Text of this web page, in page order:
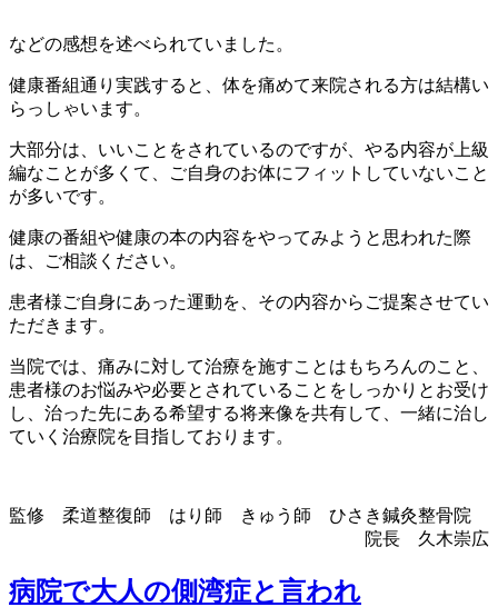
などの感想を述べられていました。
健康番組通り実践すると、体を痛めて来院される方は結構い
らっしゃいます。
大部分は、いいことをされているのですが、やる内容が上級
編なことが多くて、ご自身のお体にフィットしていないこと
が多いです。
健康の番組や健康の本の内容をやってみようと思われた際
は、ご相談ください。
患者様ご自身にあった運動を、その内容からご提案させてい
ただきます。
当院では、痛みに対して治療を施すことはもちろんのこと、
患者様のお悩みや必要とされていることをしっかりとお受け
し、治った先にある希望する将来像を共有して、一緒に治し
ていく治療院を目指しております。
監修 柔道整復師 はり師 きゅう師 ひさき鍼灸整骨院
院長 久木崇広
病院で大人の側湾症と言われ